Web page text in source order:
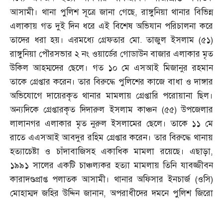
আসামী। থানা পুলিশ সূত্রে জানা গেছে,রাঙ্গুনিয়া থানার বিভিন্ন
এলাকায় গত দুই দিন ধরে এই বিশেষ অভিযান পরিচালনা করে
তাদের ধরা হয়। এরমধ্যে গ্রেফতার মো.তাজুল ইসলাম (৫১)
রাঙ্গুনিয়া পৌরসভার ২ নং ওয়ার্ডের গোডাউন বাজার এলাকার মৃত
উকিল আহম্মদের ছেলে। গত ১০ মে এসআই মিজানুর রহমান
তাকে গ্রেপ্তার করেন। তার বিরুদ্ধে পুলিশের কাজে বাধা ও দাঙ্গার
অভিযোগে দায়েরকৃত থানার মামলায় গ্রেপ্তারি পরোয়ানা ছিল।
অন্যদিকে গ্রেপ্তারকৃত দিদারুল ইসলাম কাঞ্চন (৫৫)উপজেলার
লালানগর এলাকার মৃত নুরুল ইসলামের ছেলে। তাকে ১১ মে
রাতে এএসআই আবদুর রহিম গ্রেপ্তার করেন। তার বিরুদ্ধে থানায়
হত্যাচেষ্টা ও চাঁদাবাজিসহ একাধিক মামলা রয়েছে। এছাড়া,
১৯৯১ সালের একটি চাঞ্চল্যকর হত্যা মামলায় তিনি যাবজ্জীবন
কারাদণ্ডপ্রাপ্ত পলাতক আসামী। থানার অফিসার ইনচার্জ (ওসি)
মোহাম্মদ জহির উদ্দিন জানান,অপরাধীদের দমনে পুলিশ জিরো